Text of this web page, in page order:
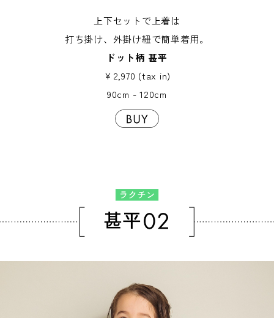
上下セットで上着は
打ち掛け、外掛け紐で簡単着用。
ドット柄 甚平
￥2,970 (tax in)
90cm - 120cm